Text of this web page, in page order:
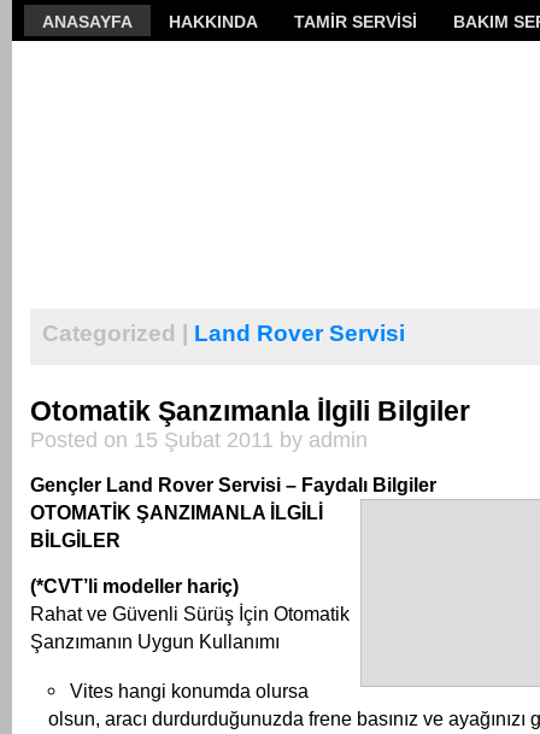
ANASAYFA HAKKINDA TAMİR SERVİSİ BAKIM
Categorized | Land Rover Servisi
Otomatik Şanzımanla İlgili Bilgiler
Posted on 15 Şubat 2011 by admin
Gençler Land Rover Servisi – Faydalı Bilgiler
OTOMATİK ŞANZIMANLA İLGİLİ
BİLGİLER
(*CVT’li modeller hariç)
Rahat ve Güvenli Sürüş İçin Otomatik
Şanzımanın Uygun Kullanımı
Vites hangi konumda olursa
olsun, aracı durdurduğunuzda frene basınız ve ayağınızı